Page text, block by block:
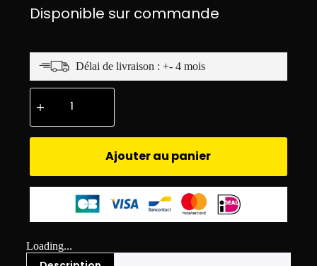
Disponible sur commande
Délai de livraison : +- 4 mois
Ajouter au panier
Loading...